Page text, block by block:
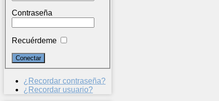
Contraseña
Recuérdeme
¿Recordar contraseña?
¿Recordar usuario?